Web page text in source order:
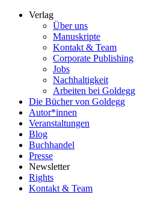
Verlag
Über uns
Manuskripte
Kontakt & Team
Corporate Publishing
Jobs
Nachhaltigkeit
Arbeiten bei Goldegg
Die Bücher von Goldegg
Autor*innen
Veranstaltungen
Blog
Buchhandel
Presse
Newsletter
Rights
Kontakt & Team